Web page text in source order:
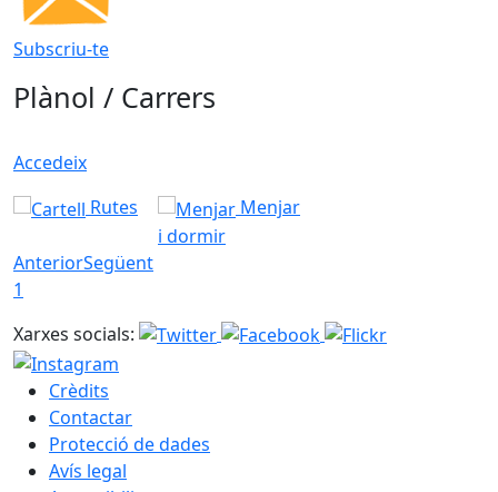
Subscriu-te
Plànol / Carrers
Accedeix
Rutes
Menjar
i dormir
AnteriorSegüent
1
Xarxes socials:
Crèdits
Contactar
Protecció de dades
Avís legal